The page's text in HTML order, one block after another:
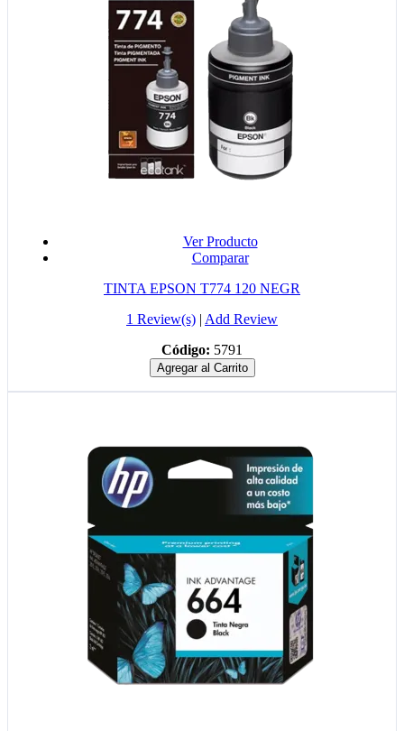
Ver Producto
Comparar
TINTA EPSON T774 120 NEGR
1 Review(s) | Add Review
Código: 5791
Agregar al Carrito